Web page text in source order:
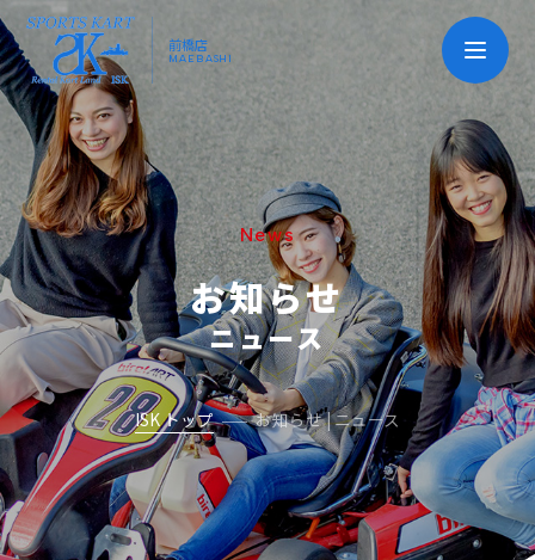
前橋店
MAEBASHI
News
お知らせ
ニュース
ISK トップ お知らせ | ニュース